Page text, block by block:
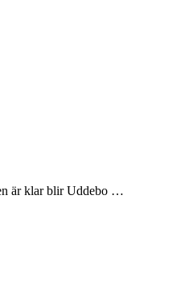
är klar blir Uddebo …